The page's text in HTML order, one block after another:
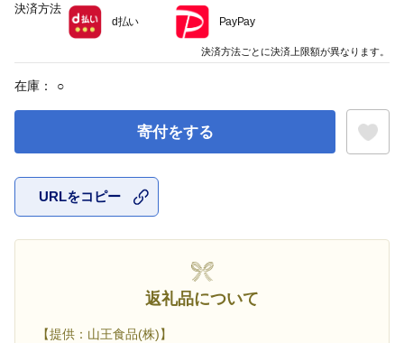
在庫： ○
寄付をする
URLをコピー
返礼品について
【提供：山王食品(株)】
決済方法
d払い PayPay
決済方法ごとに決済上限額が異なります。